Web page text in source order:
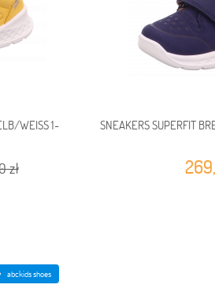
WEISS 1-
zł
SNEAKERS SUPERFIT
abckids shoes